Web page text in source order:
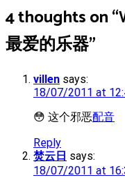
4 thoughts on “
最爱的乐器”
villen says:
18/07/2011 at
😳 这个邪恶配音
Reply
焚云日 says:
18/07/2011 at